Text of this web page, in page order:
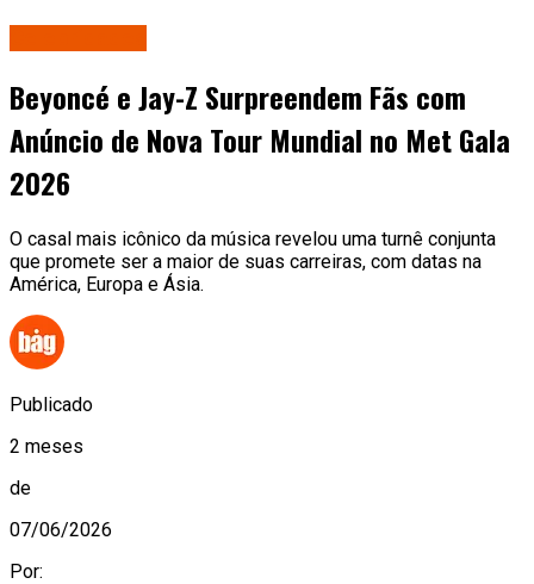
Beyoncé e Jay-Z Surpreendem Fãs com
Anúncio de Nova Tour Mundial no Met Gala
2026
O casal mais icônico da música revelou uma turnê conjunta
que promete ser a maior de suas carreiras, com datas na
América, Europa e Ásia.
Publicado
2 meses
de
07/06/2026
Por: